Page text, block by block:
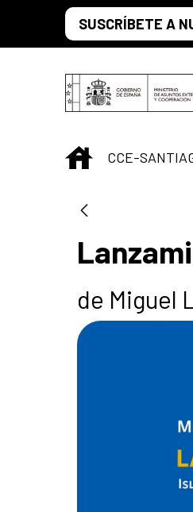
Saltar al contenido principal
SUSCRÍBETE A
INICIO
CCE-
de Miguel